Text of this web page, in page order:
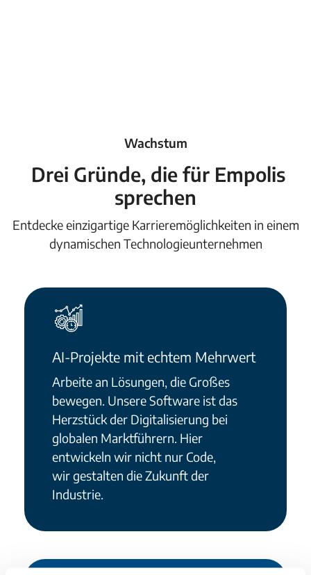
Wachstum
Drei Gründe, die für Empolis
sprechen
Entdecke einzigartige Karrieremöglichkeiten in einem
dynamischen Technologieunternehmen
AI-Projekte mit echtem Mehrwert
Arbeite an Lösungen, die Großes
bewegen. Unsere Software ist das
Herzstück der Digitalisierung bei
globalen Marktführern. Hier
entwickeln wir nicht nur Code,
wir gestalten die Zukunft der
Industrie.